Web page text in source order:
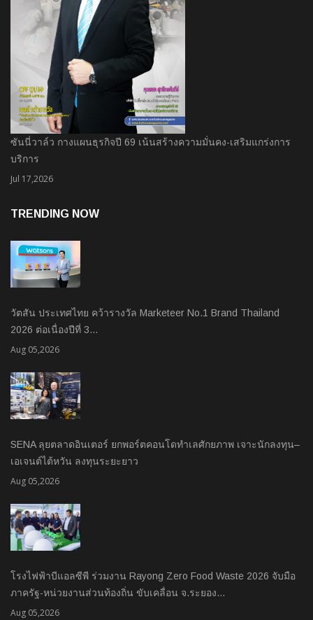
ซันนี่วาล์ว กางแผนธุรกิจปี 69 เน้นสร้างความมั่นคง-เสริมแกร่งการ
บริการ
Jul 17,2026
TRENDING NOW
วัตสัน ประเทศไทย คว้ารางวัล Marketeer No.1 Brand Thailand
2026 ต่อเนื่องปีที่ 3…
Aug 05,2026
SENA ลุยตลาดอินเตอร์ ยกพอร์ตคอนโดทำเลศักยภาพ เจาะนักลงทุน–
เอเจนต์ไต้หวัน ลงทุนระยะยาว
Aug 05,2026
โรงไฟฟ้าบีแอลซีพี ร่วมงาน Rayong Zero Food Waste 2026 จับมือ
ภาครัฐ-หน่วยงานส่วนท้องถิ่น ขับเคลื่อน จ.ระยอง…
Aug 05,2026